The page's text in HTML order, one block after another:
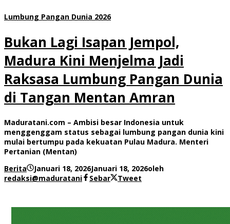
Lumbung Pangan Dunia 2026
Bukan Lagi Isapan Jempol,
Madura Kini Menjelma Jadi
Raksasa Lumbung Pangan Dunia
di Tangan Mentan Amran
Maduratani.com – Ambisi besar Indonesia untuk
menggenggam status sebagai lumbung pangan dunia kini
mulai bertumpu pada kekuatan Pulau Madura. Menteri
Pertanian (Mentan)
Berita
Januari 18, 2026Januari 18, 2026oleh
redaksi@maduratani
Sebar Tweet